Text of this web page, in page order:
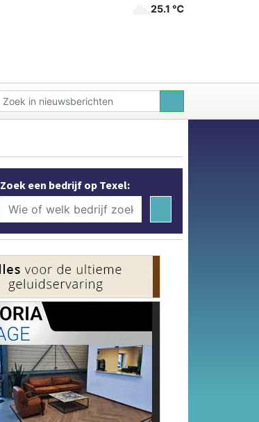
25.1 ℃
Zoek een bedrijf op Texel: